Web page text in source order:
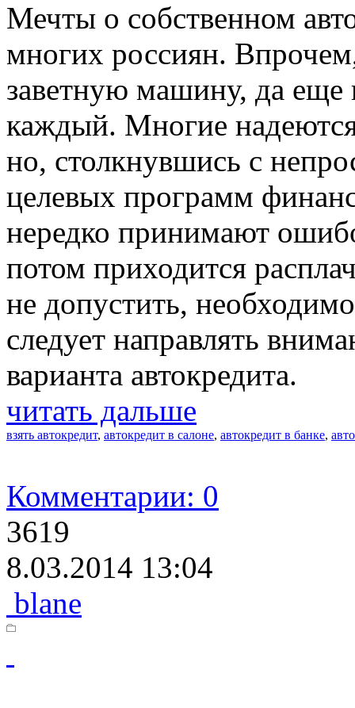
Мечты о собственном
многих россиян.
заветную машину, да еще
каждый. Многие
но, столкнувшись с
целевых программ
нередко принимают
потом приходится
не допустить,
следует направлять
варианта автокредита.
читать дальше
взять автокредит, автокредит в салоне, автокредит в банке,
Комментарии: 0
3619
8.03.2014 13:04
blane